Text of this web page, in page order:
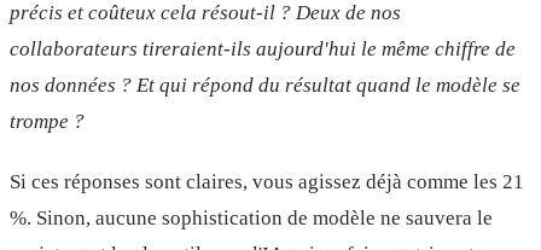
précis et coûteux cela résout-il ? Deux de nos
collaborateurs tireraient-ils aujourd'hui le même chiffre de
nos données ? Et qui répond du résultat quand le modèle se
trompe ?
Si ces réponses sont claires, vous agissez déjà comme les 21
%. Sinon, aucune sophistication de modèle ne sauvera le